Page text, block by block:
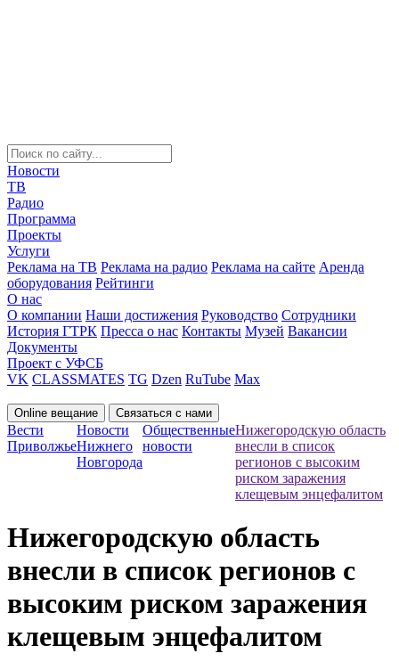
Новости
ТВ
Радио
Программа
Проекты
Услуги
Реклама на ТВ Реклама на радио Реклама на сайте Аренда
оборудования Рейтинги
О нас
О компании Наши достижения Руководство Сотрудники
История ГТРК Пресса о нас Контакты Музей Вакансии
Документы
Проект с УФСБ
VK CLASSMATES TG Dzen RuTube Max
Online вещание Связаться с нами
Вести
Приволжье
Новости
Нижнего
Новгорода
Общественные
новости
Нижегородскую область
внесли в список
регионов с высоким
риском заражения
клещевым энцефалитом
Нижегородскую область
внесли в список регионов с
высоким риском заражения
клещевым энцефалитом